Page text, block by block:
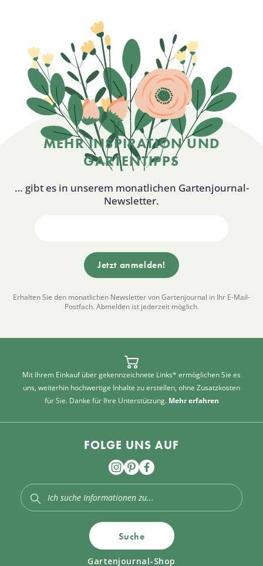
MEHR INSPIRATION UND
GARTENTIPPS
… gibt es in unserem monatlichen Gartenjournal-
Newsletter.
Erhalten Sie den monatlichen Newsletter von Gartenjournal in Ihr E-Mail-
Postfach. Abmelden ist jederzeit möglich.
Mit Ihrem Einkauf über gekennzeichnete Links* ermöglichen Sie es
uns, weiterhin hochwertige Inhalte zu erstellen, ohne Zusatzkosten
für Sie. Danke für Ihre Unterstützung. Mehr erfahren
FOLGE UNS AUF
Suche
Gartenjournal-Shop